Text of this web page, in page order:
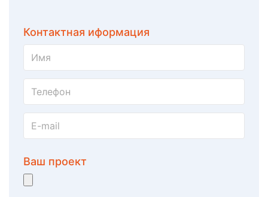
Контактная иформация
Ваш проект